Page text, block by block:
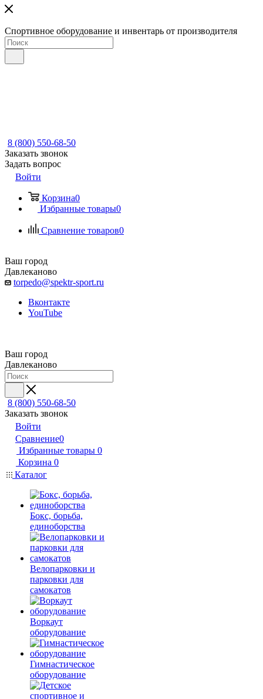
Спортивное оборудование и инвентарь от производителя
8 (800) 550-68-50
Заказать звонок
Задать вопрос
Войти
Корзина0
Избранные товары0
Сравнение товаров0
Ваш город
Давлеканово
torpedo@spektr-sport.ru
Вконтакте
YouTube
Ваш город
Давлеканово
8 (800) 550-68-50
Заказать звонок
Войти
Сравнение0
Избранные товары 0
Корзина 0
Каталог
Бокс, борьба,
единоборства
Велопарковки и
парковки для
самокатов
Воркаут
оборудование
Гимнастическое
оборудование